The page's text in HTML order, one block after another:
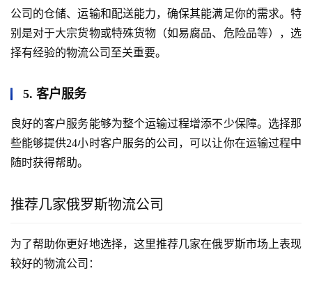
公司的仓储、运输和配送能力，确保其能满足你的需求。特
别是对于大宗货物或特殊货物（如易腐品、危险品等），选
择有经验的物流公司至关重要。
5. 客户服务
良好的客户服务能够为整个运输过程增添不少保障。选择那
些能够提供24小时客户服务的公司，可以让你在运输过程中
随时获得帮助。
推荐几家俄罗斯物流公司
为了帮助你更好地选择，这里推荐几家在俄罗斯市场上表现
较好的物流公司：